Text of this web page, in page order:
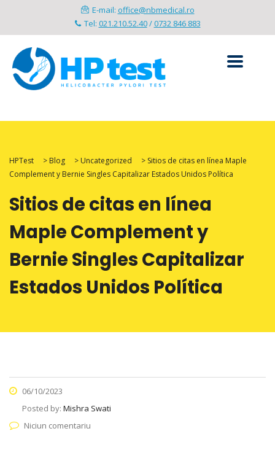
E-mail: office@nbmedical.ro
Tel: 021.210.52.40/0732 846 883
HPTest > Blog > Uncategorized > Sitios de citas en línea Maple
Complement y Bernie Singles Capitalizar Estados Unidos Política
Sitios de citas en línea
Maple Complement y
Bernie Singles Capitalizar
Estados Unidos Política
06/10/2023
Posted by: Mishra Swati
Niciun comentariu